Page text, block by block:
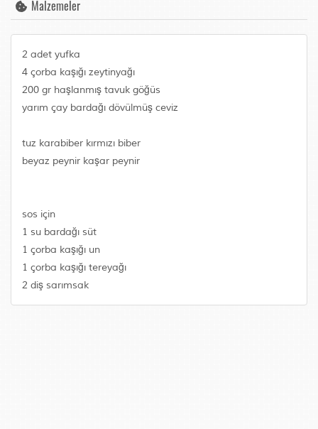
Malzemeler
2 adet yufka
4 çorba kaşığı zeytinyağı
200 gr haşlanmış tavuk göğüs
yarım çay bardağı dövülmüş ceviz
tuz karabiber kırmızı biber
beyaz peynir kaşar peynir
sos için
1 su bardağı süt
1 çorba kaşığı un
1 çorba kaşığı tereyağı
2 diş sarımsak